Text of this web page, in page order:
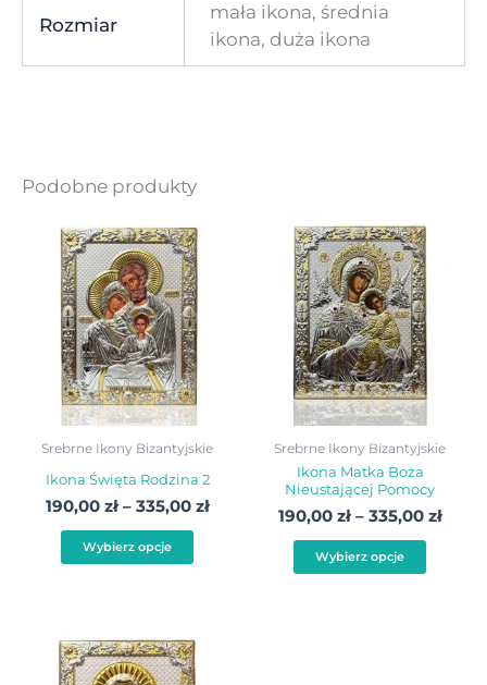
Rozmiar
mała ikona, średnia
ikona, duża ikona
Podobne produkty
Srebrne Ikony Bizantyjskie
Ikona Święta Rodzina 2
190,00 zł – 335,00 zł
Wybierz opcje
Ten
produkt
ma
wiele
wariantów.
Opcje
można
wybrać
na
stronie
produktu
Srebrne Ikony Bizantyjskie
Ikona Matka Boża
Nieustającej Pomocy
190,00 zł – 335,00 zł
Wybierz opcje
Ten
wiele
Opcje
Ten
produkt